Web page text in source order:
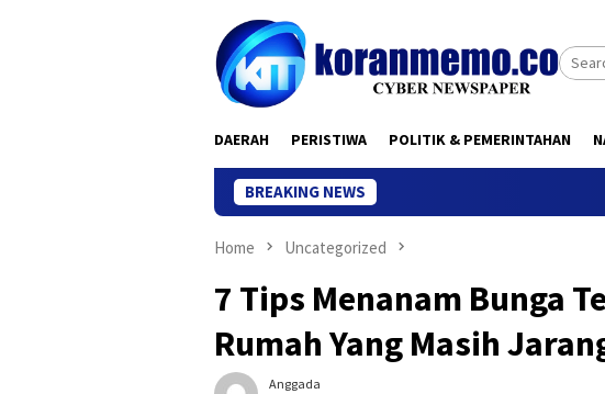
DAERAH PERISTIWA POLITIK & PEMERINTAHAN
BREAKING NEWS
Home Uncategorized
7 Tips Menanam Bunga
Rumah Yang Masih
Anggada